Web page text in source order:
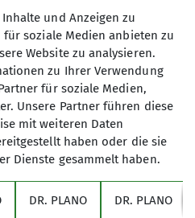
schwaben.de
6
und Anzeigen zu
soziale Medien anbieten zu
Website zu analysieren.
zu Ihrer Verwendung
für soziale Medien,
Unsere Partner führen diese
mit weiteren Daten
haben oder die sie
Dienste gesammelt haben.
DR. PLANO DR. PLANO